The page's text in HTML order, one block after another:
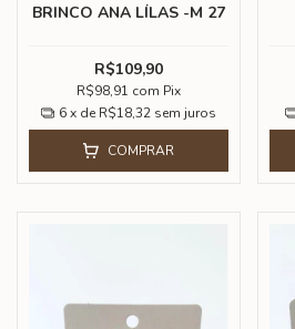
BRINCO ANA LÍLAS -M 27
R$109,90
R$98,91 com Pix
6 x de R$18,32 sem juros
COMPRAR